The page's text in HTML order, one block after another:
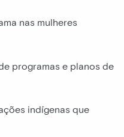
nas mulheres
programas e planos de
indígenas que